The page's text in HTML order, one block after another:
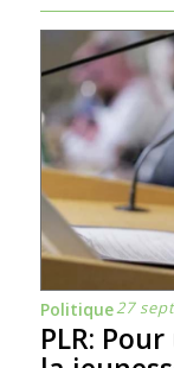
Politique27
PLR: